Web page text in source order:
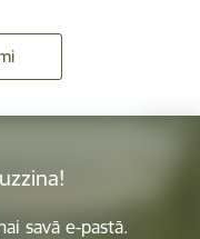
savā e-pastā.